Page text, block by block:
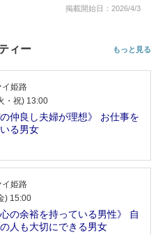
掲載開始日：2026/4/3
ィー もっと見る
イ姫路
・祝) 13:00
の仲良し夫婦が理想》 お仕事を
る男女
イ姫路
) 15:00
の余裕を持っている男性》 自
人も大切にできる男女